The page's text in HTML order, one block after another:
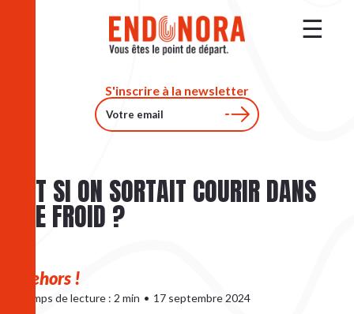
S'inscrire à la newsletter
ET SI ON SORTAIT COURIR DANS
LE FROID ?
Dehors !
Temps de lecture : 2 min • 17 septembre 2024